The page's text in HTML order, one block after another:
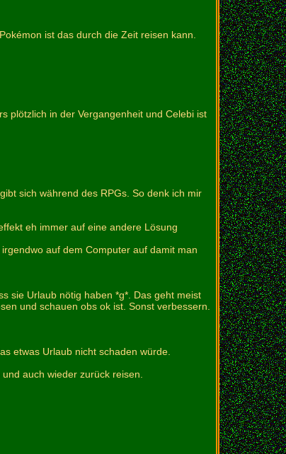
ist das durch die Zeit reisen kann.
plötzlich in der Vergangenheit und Celebi ist
sich während des RPGs. So denk ich mir
eh immer auf eine andere Lösung
auf dem Computer auf damit man
sie Urlaub nötig haben *g*. Das geht meist
und schauen obs ok ist. Sonst verbessern.
etwas Urlaub nicht schaden würde.
auch wieder zurück reisen.